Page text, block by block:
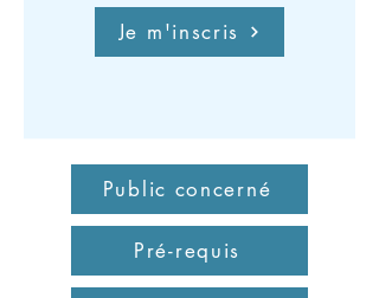
Je m'inscris
Public concerné
Pré-requis